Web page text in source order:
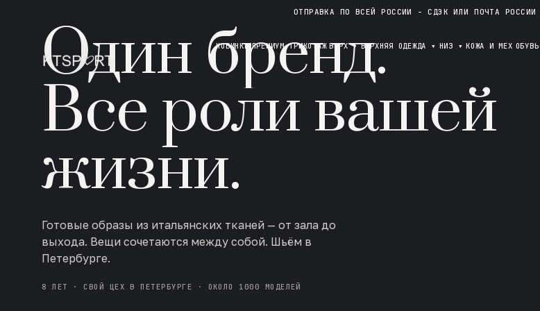
ОТПРАВКА ПО ВСЕЙ РОССИИ - СДЭК ИЛИ ПОЧТА РОССИИ
НОВИНКИ ПРЕМИУМ ТРИКОТАЖ ВЕРХ▾ ВЕРХНЯЯ ОДЕЖДА ▾ НИЗ ▾ КОЖА И МЕХ ОБУВЬ
Один бренд.
Все роли вашей
жизни.
Готовые образы из итальянских тканей — от зала до
выхода. Вещи сочетаются между собой. Шьём в
Петербурге.
8 ЛЕТ · СВОЙ ЦЕХ В ПЕТЕРБУРГЕ · ОКОЛО 1000 МОДЕЛЕЙ